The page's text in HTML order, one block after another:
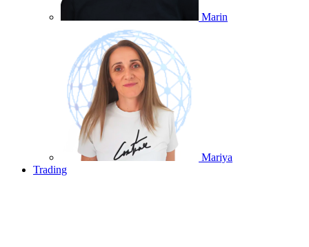
Marin
Mariya
Trading